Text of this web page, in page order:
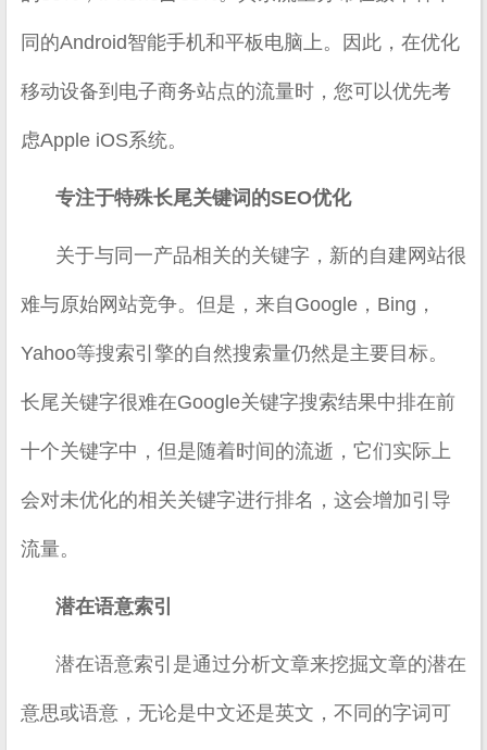
同的Android智能手机和平板电脑上。因此，在优化
移动设备到电子商务站点的流量时，您可以优先考
虑Apple iOS系统。
专注于特殊长尾关键词的SEO优化
关于与同一产品相关的关键字，新的自建网站很
难与原始网站竞争。但是，来自Google，Bing，
Yahoo等搜索引擎的自然搜索量仍然是主要目标。
长尾关键字很难在Google关键字搜索结果中排在前
十个关键字中，但是随着时间的流逝，它们实际上
会对未优化的相关关键字进行排名，这会增加引导
流量。
潜在语意索引
潜在语意索引是通过分析文章来挖掘文章的潜在
意思或语意，无论是中文还是英文，不同的字词可